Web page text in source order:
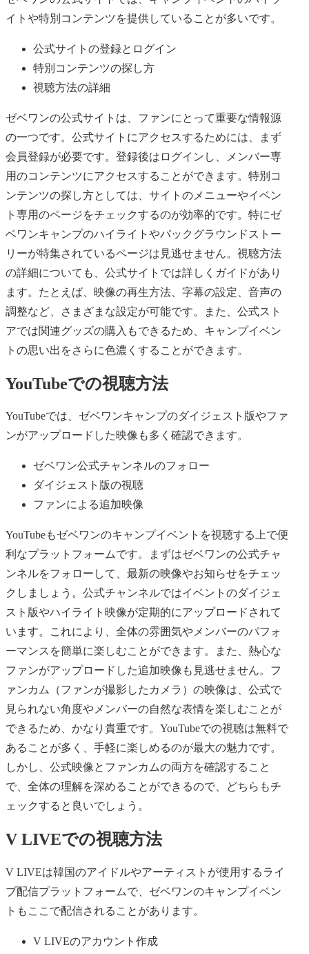
イトや特別コンテンツを提供していることが多いです。
公式サイトの登録とログイン
特別コンテンツの探し方
視聴方法の詳細
ゼベワンの公式サイトは、ファンにとって重要な情報源
の一つです。公式サイトにアクセスするためには、まず
会員登録が必要です。登録後はログインし、メンバー専
用のコンテンツにアクセスすることができます。特別コ
ンテンツの探し方としては、サイトのメニューやイベン
ト専用のページをチェックするのが効率的です。特にゼ
ベワンキャンプのハイライトやバックグラウンドストー
リーが特集されているページは見逃せません。視聴方法
の詳細についても、公式サイトでは詳しくガイドがあり
ます。たとえば、映像の再生方法、字幕の設定、音声の
調整など、さまざまな設定が可能です。また、公式スト
アでは関連グッズの購入もできるため、キャンプイベン
トの思い出をさらに色濃くすることができます。
YouTubeでの視聴方法
YouTubeでは、ゼベワンキャンプのダイジェスト版やファ
ンがアップロードした映像も多く確認できます。
ゼベワン公式チャンネルのフォロー
ダイジェスト版の視聴
ファンによる追加映像
YouTubeもゼベワンのキャンプイベントを視聴する上で便
利なプラットフォームです。まずはゼベワンの公式チャ
ンネルをフォローして、最新の映像やお知らせをチェッ
クしましょう。公式チャンネルではイベントのダイジェ
スト版やハイライト映像が定期的にアップロードされて
います。これにより、全体の雰囲気やメンバーのパフォ
ーマンスを簡単に楽しむことができます。また、熱心な
ファンがアップロードした追加映像も見逃せません。フ
ァンカム（ファンが撮影したカメラ）の映像は、公式で
見られない角度やメンバーの自然な表情を楽しむことが
できるため、かなり貴重です。YouTubeでの視聴は無料で
あることが多く、手軽に楽しめるのが最大の魅力です。
しかし、公式映像とファンカムの両方を確認すること
で、全体の理解を深めることができるので、どちらもチ
ェックすると良いでしょう。
V LIVEでの視聴方法
V LIVEは韓国のアイドルやアーティストが使用するライ
ブ配信プラットフォームで、ゼベワンのキャンプイベン
トもここで配信されることがあります。
V LIVEのアカウント作成